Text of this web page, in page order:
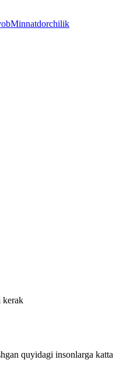
Minnatdorchilik
kerak
quyidagi insonlarga katta